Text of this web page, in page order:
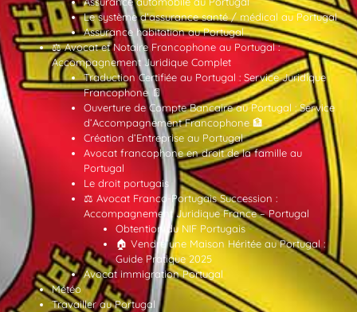
Le système d’assurance santé / médical au Portugal
Assurance habitation au Portugal
⚖️ Avocat et Notaire Francophone au Portugal :
Accompagnement Juridique Complet
Traduction Certifiée au Portugal : Service Juridique
Francophone 📄
Ouverture de Compte Bancaire au Portugal : Service
d’Accompagnement Francophone 🏦
Création d’Entreprise au Portugal
Avocat francophone en droit de la famille au
Portugal
Le droit portugais
⚖️ Avocat Franco-Portugais Succession :
Accompagnement Juridique France – Portugal
Obtention du NIF Portugais
🏠 Vendre une Maison Héritée au Portugal :
Guide Pratique 2025
Avocat immigration Portugal
Météo
Travailler au Portugal